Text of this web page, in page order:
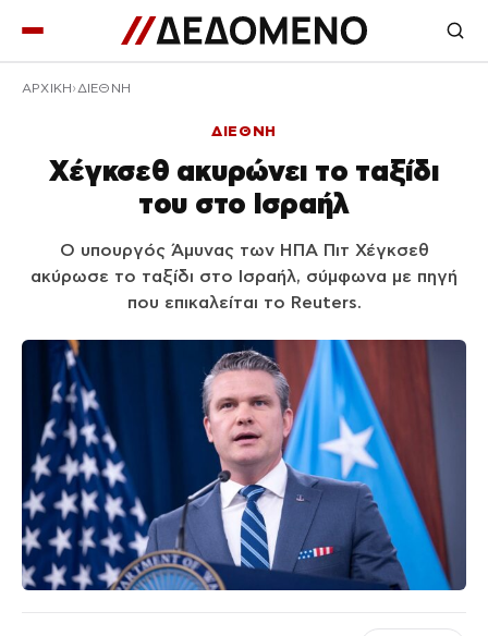
ΑΡΧΙΚΉ ΔΙΕΘΝΗ
ΔΙΕΘΝΗ
Χέγκσεθ ακυρώνει το ταξίδι
του στο Ισραήλ
Ο υπουργός Άμυνας των ΗΠΑ Πιτ Χέγκσεθ
ακύρωσε το ταξίδι στο Ισραήλ, σύμφωνα με πηγή
που επικαλείται το Reuters.